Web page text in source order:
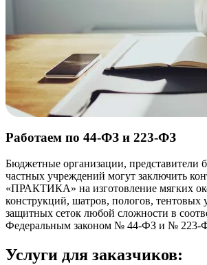
Работаем по 44-ФЗ и 223-ФЗ
Бюджетные организации, представители
частных учреждений могут заключить
«ПРАКТИКА» на изготовление мягких
конструкций, шатров, пологов, тентовых
защитных сеток любой сложности в
Федеральным законом № 44-ФЗ и № 223-
Услуги для заказчиков: